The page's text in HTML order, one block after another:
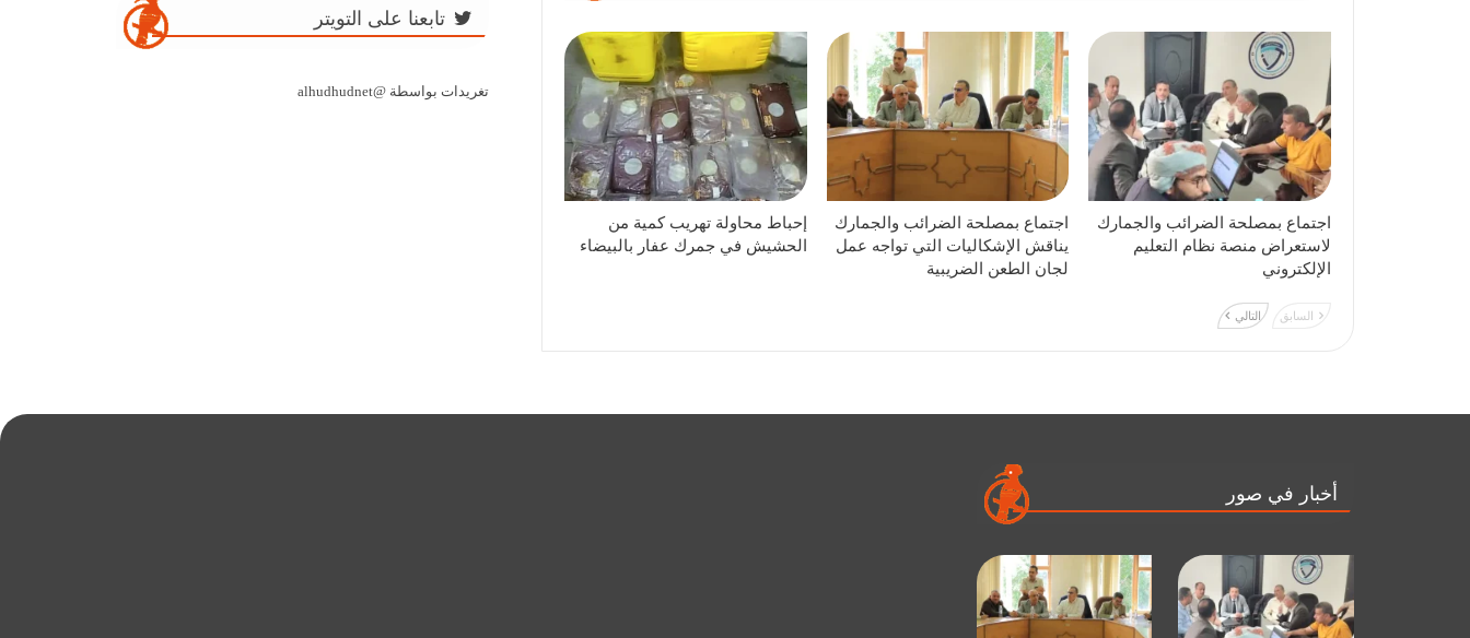
اجتماع بمصلحة الضرائب والجمارك
لاستعراض منصة نظام التعليم
الإلكتروني
اجتماع بمصلحة الضرائب والجمارك
يناقش الإشكاليات التي تواجه عمل
لجان الطعن الضريبية
إحباط محاولة تهريب كمية من
الحشيش في جمرك عفار بالبيضاء
السابق التالي
تابعنا على التويتر
تغريدات بواسطة @alhudhudnet
أخبار في صور